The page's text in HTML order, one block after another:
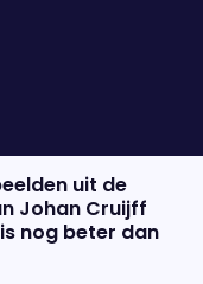
uit de
Johan Cruijff
nog beter dan